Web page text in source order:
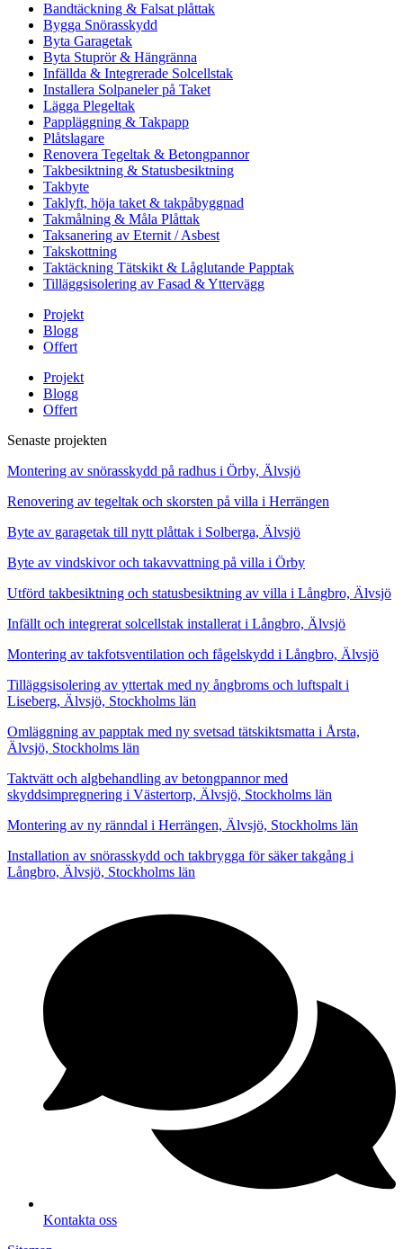
Bandtäckning & Falsat plåttak
Bygga Snörasskydd
Byta Garagetak
Byta Stuprör & Hängränna
Infällda & Integrerade Solcellstak
Installera Solpaneler på Taket
Lägga Plegeltak
Pappläggning & Takpapp
Plåtslagare
Renovera Tegeltak & Betongpannor
Takbesiktning & Statusbesiktning
Takbyte
Taklyft, höja taket & takpåbyggnad
Takmålning & Måla Plåttak
Taksanering av Eternit / Asbest
Takskottning
Taktäckning Tätskikt & Låglutande Papptak
Tilläggsisolering av Fasad & Yttervägg
Projekt
Blogg
Offert
Projekt
Blogg
Offert
Senaste projekten
Montering av snörasskydd på radhus i Örby, Älvsjö
Renovering av tegeltak och skorsten på villa i Herrängen
Byte av garagetak till nytt plåttak i Solberga, Älvsjö
Byte av vindskivor och takavvattning på villa i Örby
Utförd takbesiktning och statusbesiktning av villa i Långbro, Älvsjö
Infällt och integrerat solcellstak installerat i Långbro, Älvsjö
Montering av takfotsventilation och fågelskydd i Långbro, Älvsjö
Tilläggsisolering av yttertak med ny ångbroms och luftspalt i
Liseberg, Älvsjö, Stockholms län
Omläggning av papptak med ny svetsad tätskiktsmatta i Årsta,
Älvsjö, Stockholms län
Taktvätt och algbehandling av betongpannor med
skyddsimpregnering i Västertorp, Älvsjö, Stockholms län
Montering av ny ränndal i Herrängen, Älvsjö, Stockholms län
Installation av snörasskydd och takbrygga för säker takgång i
Långbro, Älvsjö, Stockholms län
Kontakta oss